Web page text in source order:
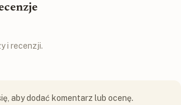
i recenzji.
aby dodać komentarz lub ocenę.